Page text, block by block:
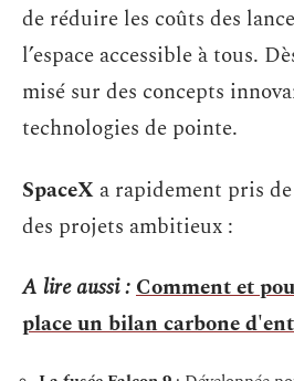
de réduire les coûts des
l’espace accessible à tous.
misé sur des concepts
technologies de pointe.
SpaceX a rapidement pris
des projets ambitieux :
A lire aussi :Comment et
place un bilan carbone